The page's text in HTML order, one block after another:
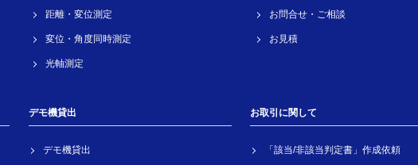
距離・変位測定
変位・角度同時測定
光軸測定
お問合せ・ご相談
お見積
デモ機貸出
デモ機貸出
お取引に関して
「該当/非該当判定書」作成依頼